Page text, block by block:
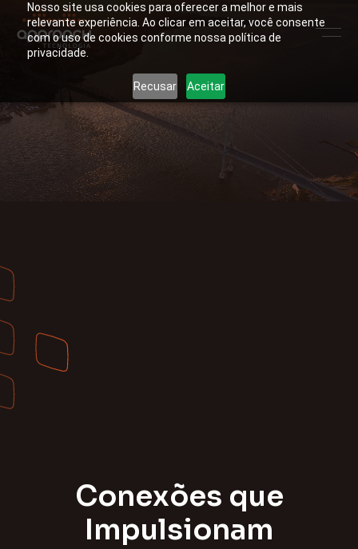
Nosso site usa cookies para oferecer a melhor e mais
relevante experiência. Ao clicar em aceitar, você consente
com o uso de cookies conforme nossa política de
privacidade.
Recusar Aceitar
Conexões que
Impulsionam